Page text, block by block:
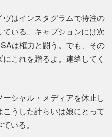
はインスタグラムで特注の
いる。キャプションには次
は権力と闘う。でも、その
これを贈るよ。連絡してく
シャル・メディアを休止し
うした計らいは娘にとって
いる。